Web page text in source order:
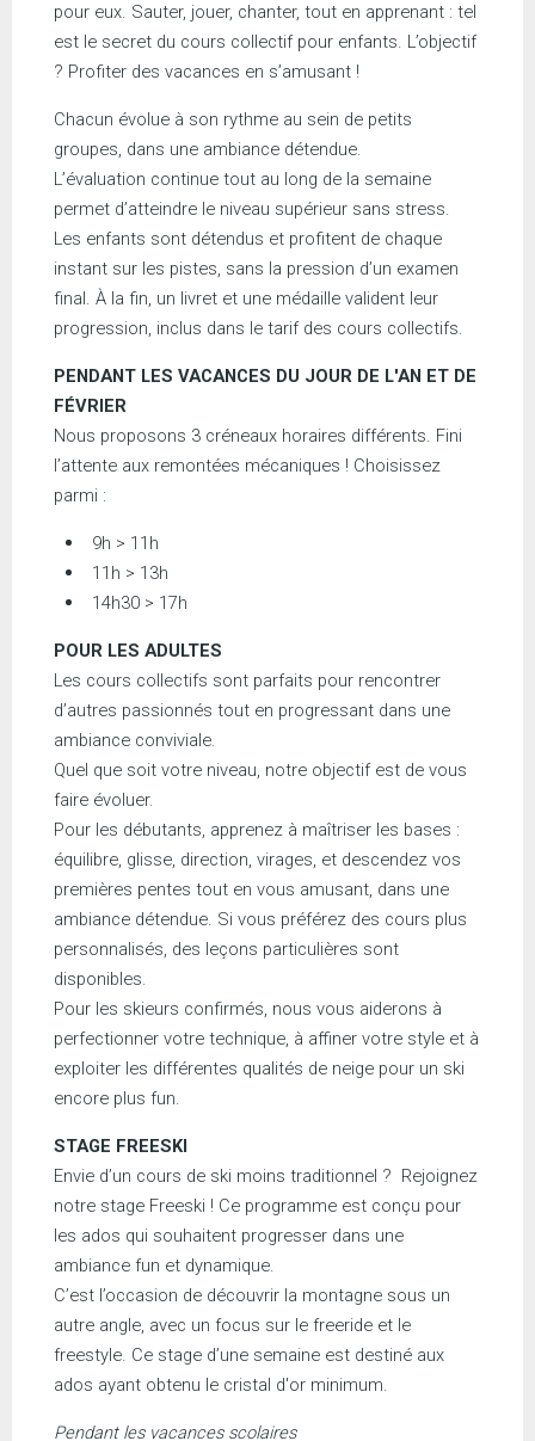
pour eux. Sauter, jouer, chanter, tout en apprenant : tel
est le secret du cours collectif pour enfants. L’objectif
? Profiter des vacances en s’amusant !
Chacun évolue à son rythme au sein de petits
groupes, dans une ambiance détendue.
L’évaluation continue tout au long de la semaine
permet d’atteindre le niveau supérieur sans stress.
Les enfants sont détendus et profitent de chaque
instant sur les pistes, sans la pression d’un examen
final. À la fin, un livret et une médaille valident leur
progression, inclus dans le tarif des cours collectifs.
PENDANT LES VACANCES DU JOUR DE L'AN ET DE
FÉVRIER
Nous proposons 3 créneaux horaires différents. Fini
l’attente aux remontées mécaniques ! Choisissez
parmi :
9h > 11h
11h > 13h
14h30 > 17h
POUR LES ADULTES
Les cours collectifs sont parfaits pour rencontrer
d’autres passionnés tout en progressant dans une
ambiance conviviale.
Quel que soit votre niveau, notre objectif est de vous
faire évoluer.
Pour les débutants, apprenez à maîtriser les bases :
équilibre, glisse, direction, virages, et descendez vos
premières pentes tout en vous amusant, dans une
ambiance détendue. Si vous préférez des cours plus
personnalisés, des leçons particulières sont
disponibles.
Pour les skieurs confirmés, nous vous aiderons à
perfectionner votre technique, à affiner votre style et à
exploiter les différentes qualités de neige pour un ski
encore plus fun.
STAGE FREESKI
Envie d’un cours de ski moins traditionnel ? Rejoignez
notre stage Freeski ! Ce programme est conçu pour
les ados qui souhaitent progresser dans une
ambiance fun et dynamique.
C’est l’occasion de découvrir la montagne sous un
autre angle, avec un focus sur le freeride et le
freestyle. Ce stage d’une semaine est destiné aux
ados ayant obtenu le cristal d'or minimum.
Pendant les vacances scolaires